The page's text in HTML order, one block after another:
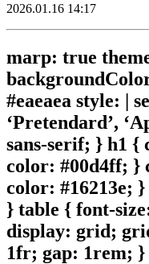
2026.01.16 14:17
marp: true
#eaeaea style: |
‘Pretendard’,
sans-serif; } h1 {
color: #00d4ff; }
color: #16213e;
} table { font-
display: grid;
1fr; gap: 1rem; }